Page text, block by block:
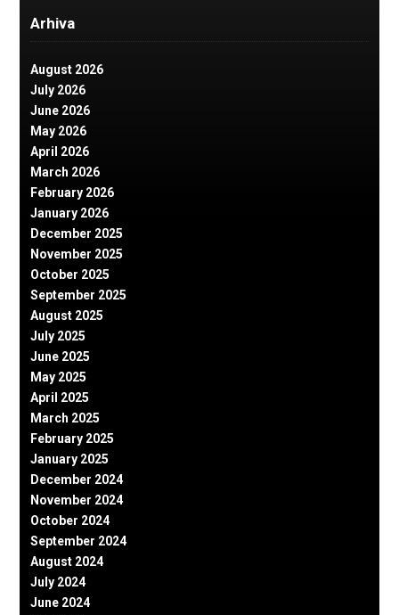
Arhiva
August 2026
July 2026
June 2026
May 2026
April 2026
March 2026
February 2026
January 2026
December 2025
November 2025
October 2025
September 2025
August 2025
July 2025
June 2025
May 2025
April 2025
March 2025
February 2025
January 2025
December 2024
November 2024
October 2024
September 2024
August 2024
July 2024
June 2024